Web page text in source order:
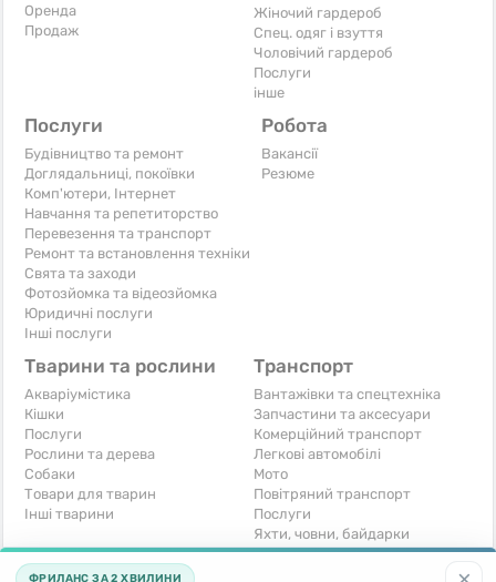
Оренда
Продаж
Жіночий гардероб
Спец. одяг і взуття
Чоловічий гардероб
Послуги
інше
Послуги
Будівництво та ремонт
Доглядальниці, покоївки
Комп'ютери, Інтернет
Навчання та репетиторство
Перевезення та транспорт
Ремонт та встановлення техніки
Свята та заходи
Фотозйомка та відеозйомка
Юридичні послуги
Інші послуги
Робота
Вакансії
Резюме
Тварини та рослини
Акваріумістика
Кішки
Послуги
Рослини та дерева
Собаки
Товари для тварин
Інші тварини
Транспорт
Вантажівки та спецтехніка
Запчастини та аксесуари
Комерційний транспорт
Легкові автомобілі
Мото
Повітряний транспорт
Послуги
Яхти, човни, байдарки
Інші транспортні засоби
ФРИЛАНС ЗА 2 ХВИЛИНИ